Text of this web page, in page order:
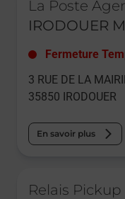
La Poste
IRODOUER
Fermeture
3 RUE DE LA
35850 IRODOUER
En savoir plus
Relais Pickup